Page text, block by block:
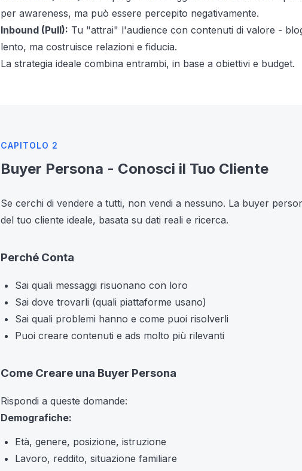
per awareness, ma può essere percepito negativamente.
Inbound (Pull): Tu "attrai" l'audience con contenuti di valore -
lento, ma costruisce relazioni e fiducia.
La strategia ideale combina entrambi, in base a obiettivi e budget.
CAPITOLO 2
Buyer Persona - Conosci il Tuo Cliente
Se cerchi di vendere a tutti, non vendi a nessuno. La buyer
del tuo cliente ideale, basata su dati reali e ricerca.
Perché Conta
Sai quali messaggi risuonano con loro
Sai dove trovarli (quali piattaforme usano)
Sai quali problemi hanno e come puoi risolverli
Puoi creare contenuti e ads molto più rilevanti
Come Creare una Buyer Persona
Rispondi a queste domande:
Demografiche:
Età, genere, posizione, istruzione
Lavoro, reddito, situazione familiare